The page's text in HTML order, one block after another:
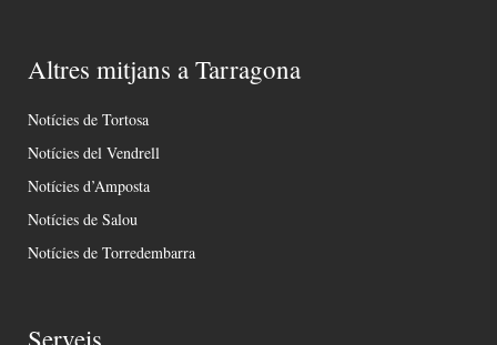
Altres mitjans a Tarragona
Notícies de Tortosa
Notícies del Vendrell
Notícies d’Amposta
Notícies de Salou
Notícies de Torredembarra